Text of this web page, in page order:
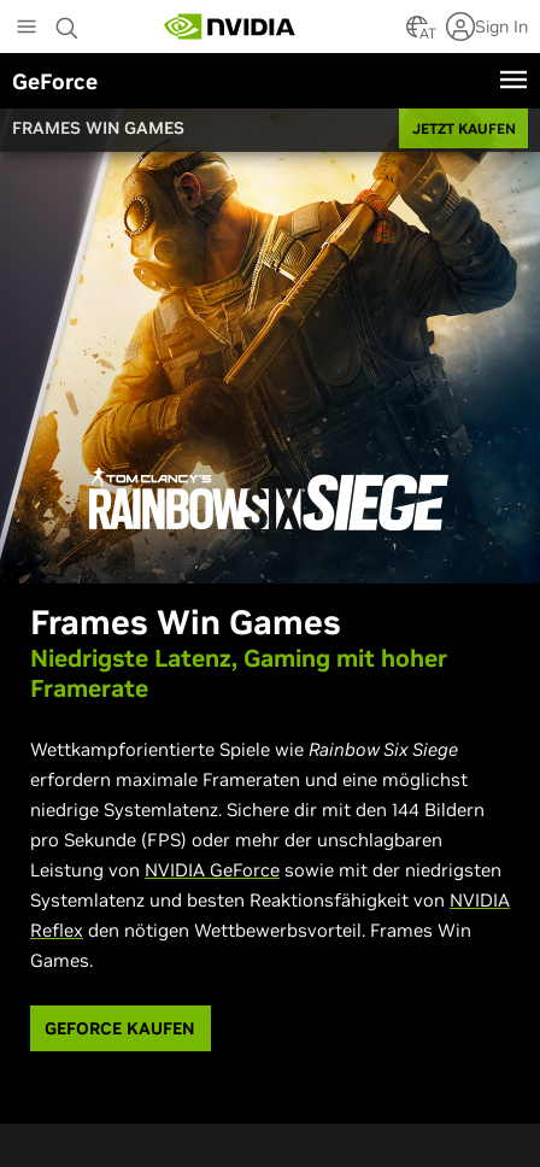
to
main
content
AT Sign In
GeForce
FRAMES WIN GAMES JETZT KAUFEN
Frames Win Games
Niedrigste Latenz, Gaming mit hoher
Framerate
Wettkampforientierte Spiele wie Rainbow Six Siege
erfordern maximale Frameraten und eine möglichst
niedrige Systemlatenz. Sichere dir mit den 144 Bildern
pro Sekunde (FPS) oder mehr der unschlagbaren
Leistung von NVIDIA GeForce sowie mit der niedrigsten
Systemlatenz und besten Reaktionsfähigkeit von NVIDIA
Reflex den nötigen Wettbewerbsvorteil. Frames Win
Games.
GEFORCE KAUFEN